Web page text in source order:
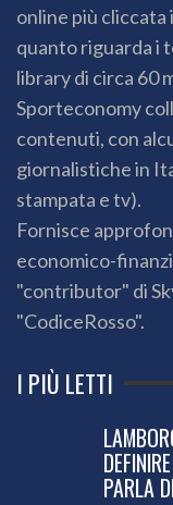
online più cliccata
quanto riguarda i
library di circa 60
Sporteconomy
contenuti, con
giornalistiche in
stampata e tv).
Fornisce
economico-
"contributor" di
"CodiceRosso".
I PIÙ LETTI
PARLA